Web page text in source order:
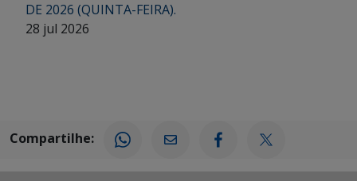
DE 2026 (QUINTA-FEIRA).
28 jul 2026
Compartilhe: